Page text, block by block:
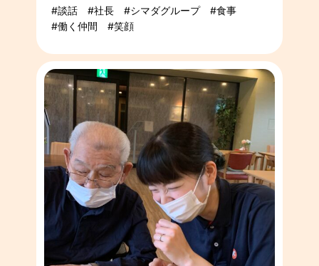
談話 社長 シマダグループ
食事
働く仲間
笑顔